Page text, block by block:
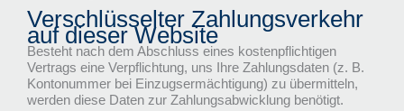
Verschlüsselter Zahlungsverkehr
auf dieser Website
Besteht nach dem Abschluss eines kostenpflichtigen
Vertrags eine Verpflichtung, uns Ihre Zahlungsdaten (z. B.
Kontonummer bei Einzugsermächtigung) zu übermitteln,
werden diese Daten zur Zahlungsabwicklung benötigt.